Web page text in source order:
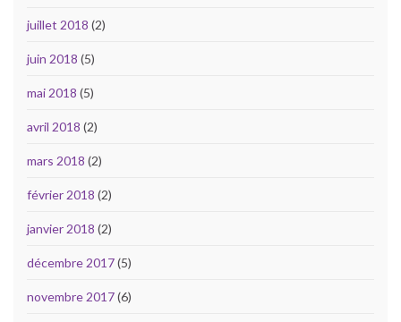
juillet 2018 (2)
juin 2018 (5)
mai 2018 (5)
avril 2018 (2)
mars 2018 (2)
février 2018 (2)
janvier 2018 (2)
décembre 2017(5)
novembre 2017(6)